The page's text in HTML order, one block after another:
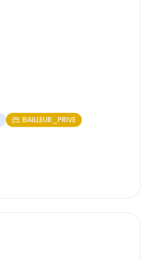
BAILLEUR_PRIVE